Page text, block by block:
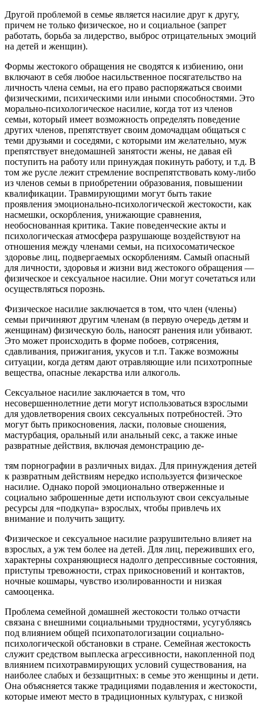
Другой проблемой в семье является насилие друг к другу,
причем не только физическое, но и социальное (запрет
работать, борьба за лидерство, выброс отрицательных эмоций
на детей и женщин).
Формы жестокого обращения не сводятся к избиению, они
включают в себя любое насильственное посягательство на
личность члена семьи, на его право распоряжаться своими
физическими, психическими или иными способностями. Это
морально-психологическое насилие, когда тот из членов
семьи, который имеет возможность определять поведение
других членов, препятствует своим домочадцам общаться с
теми друзьями и соседями, с которыми им желательно, муж
препятствует внедомашней занятости жены, не давая ей
поступить на работу или принуждая покинуть работу, и т.д. В
том же русле лежит стремление воспрепятствовать кому-либо
из членов семьи в приобретении образования, повышении
квалификации. Травмирующими могут быть такие
проявления эмоционально-психологической жестокости, как
насмешки, оскорбления, унижающие сравнения,
необоснованная критика. Такие поведенческие акты и
психологическая атмосфера разрушающе воздействуют на
отношения между членами семьи, на психосоматическое
здоровье лиц, подвергаемых оскорблениям. Самый опасный
для личности, здоровья и жизни вид жестокого обращения —
физическое и сексуальное насилие. Они могут сочетаться или
осуществляться порознь.
Физическое насилие заключается в том, что член (члены)
семьи причиняют другим членам (в первую очередь детям и
женщинам) физическую боль, наносят ранения или убивают.
Это может происходить в форме побоев, сотрясения,
сдавливания, прижигания, укусов и т.п. Также возможны
ситуации, когда детям дают отравляющие или психотропные
вещества, опасные лекарства или алкоголь.
Сексуальное насилие заключается в том, что
несовершеннолетние дети могут использоваться взрослыми
для удовлетворения своих сексуальных потребностей. Это
могут быть прикосновения, ласки, половые сношения,
мастурбация, оральный или анальный секс, а также иные
развратные действия, включая демонстрацию де-
тям порнографии в различных видах. Для принуждения детей
к развратным действиям нередко используется физическое
насилие. Однако порой эмоционально отверженные и
социально заброшенные дети используют свои сексуальные
ресурсы для «подкупа» взрослых, чтобы привлечь их
внимание и получить защиту.
Физическое и сексуальное насилие разрушительно влияет на
взрослых, а уж тем более на детей. Для лиц, переживших его,
характерны сохраняющиеся надолго депрессивные состояния,
приступы тревожности, страх прикосновений и контактов,
ночные кошмары, чувство изолированности и низкая
самооценка.
Проблема семейной домашней жестокости только отчасти
связана с внешними социальными трудностями, усугубляясь
под влиянием общей психопатологизации социально-
психологической обстановки в стране. Семейная жестокость
служит средством выплеска агрессивности, накопленной под
влиянием психотравмирующих условий существования, на
наиболее слабых и беззащитных: в семье это женщины и дети.
Она объясняется также традициями подавления и жестокости,
которые имеют место в традиционных культурах, с низкой